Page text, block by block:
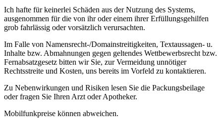
Ich hafte für keinerlei Schäden aus der Nutzung des Systems,
ausgenommen für die von ihr oder einem ihrer Erfüllungsgehilfen
grob fahrlässig oder vorsätzlich verursachten.
Im Falle von Namensrecht-/Domainstreitigkeiten, Textaussagen- u.
Inhalte bzw. Abmahnungen gegen geltendes Wettbewerbsrecht bzw.
Fernabsatzgesetz bitten wir Sie, zur Vermeidung unnötiger
Rechtsstreite und Kosten, uns bereits im Vorfeld zu kontaktieren.
Zu Nebenwirkungen und Risiken lesen Sie die Packungsbeilage
oder fragen Sie Ihren Arzt oder Apotheker.
Mobilfunkpreise können abweichen.